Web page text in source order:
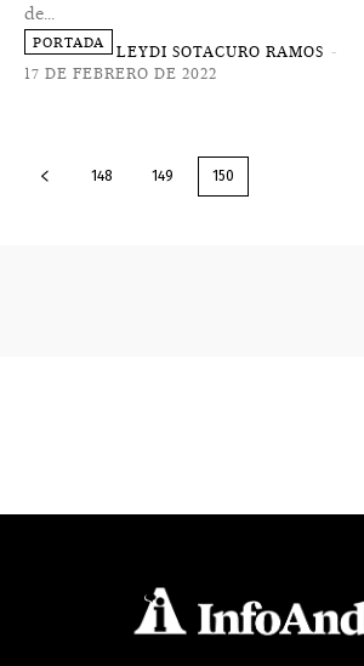
de...
PORTADA LEYDI SOTACURO RAMOS -
17 DE FEBRERO DE 2022
148 149 150